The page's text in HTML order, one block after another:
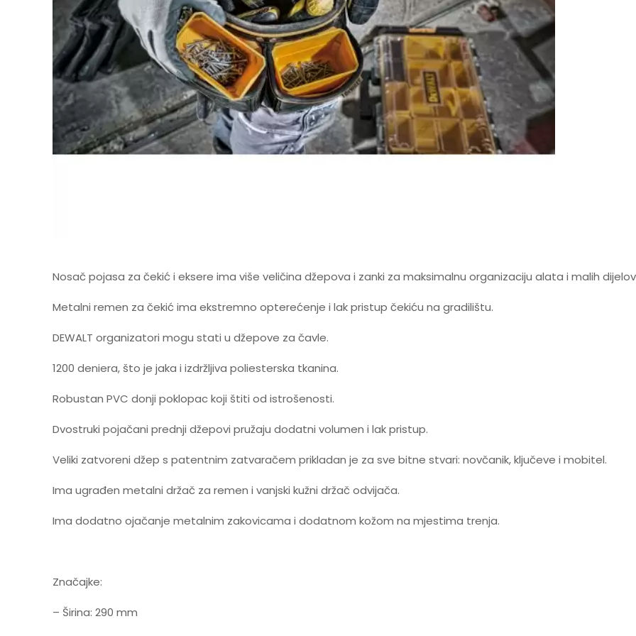
Nosač pojasa za čekić i eksere ima više veličina džepova i zanki za maksimalnu organizaciju alata i malih
Metalni remen za čekić ima ekstremno opterećenje i lak pristup čekiću na gradilištu.
DEWALT organizatori mogu stati u džepove za čavle.
1200 deniera, što je jaka i izdržljiva poliesterska tkanina.
Robustan PVC donji poklopac koji štiti od istrošenosti.
Dvostruki pojačani prednji džepovi pružaju dodatni volumen i lak pristup.
Veliki zatvoreni džep s patentnim zatvaračem prikladan je za sve bitne stvari: novčanik, ključeve i mobitel.
Ima ugrađen metalni držač za remen i vanjski kužni držač odvijača.
Ima dodatno ojačanje metalnim zakovicama i dodatnom kožom na mjestima trenja.
Značajke:
– Širina: 290 mm